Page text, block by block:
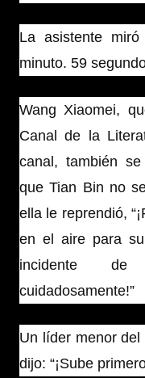
La asistente
minuto. 59
Wang Xiaomei,
Canal de la
canal, también
que Tian Bin no
ella le reprendió,
en el aire para
incidente
cuidadosamente!”
Un líder menor
dijo: “¡Sube